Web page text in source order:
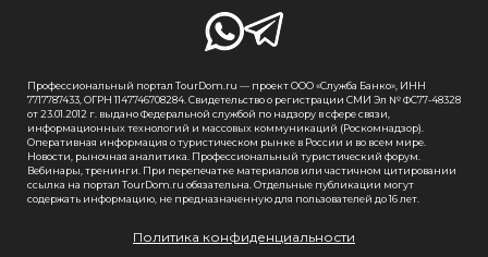
Профессиональный портал TourDom.ru — проект ООО «Служба Банко», ИНН
7717787433, ОГРН 1147746708284. Свидетельство о регистрации СМИ Эл № ФС77-48328
от 23.01.2012 г. выдано Федеральной службой по надзору в сфере связи,
информационных технологий и массовых коммуникаций (Роскомнадзор).
Оперативная информация о туристическом рынке в России и во всем мире.
Новости, рыночная аналитика. Профессиональный туристический форум.
Вебинары, тренинги. При перепечатке материалов или частичном цитировании
ссылка на портал TourDom.ru обязательна. Отдельные публикации могут
содержать информацию, не предназначенную для пользователей до 16 лет.
Политика конфиденциальности